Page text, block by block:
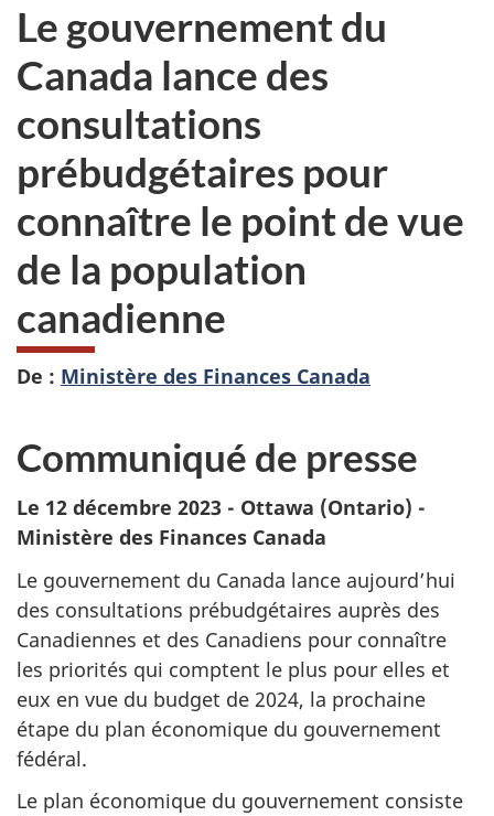
Le gouvernement du
Canada lance des
consultations
prébudgétaires pour
connaître le point de vue
de la population
canadienne
De : Ministère des Finances Canada
Communiqué de presse
Le 12 décembre 2023 - Ottawa (Ontario) -
Ministère des Finances Canada
Le gouvernement du Canada lance aujourd’hui
des consultations prébudgétaires auprès des
Canadiennes et des Canadiens pour connaître
les priorités qui comptent le plus pour elles et
eux en vue du budget de 2024, la prochaine
étape du plan économique du gouvernement
fédéral.
Le plan économique du gouvernement consiste